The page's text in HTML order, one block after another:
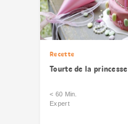
Recette
Tourte de la princesse
< 60 Min.
Expert